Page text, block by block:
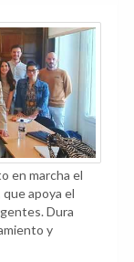
en marcha el
apoya el
Dura
y